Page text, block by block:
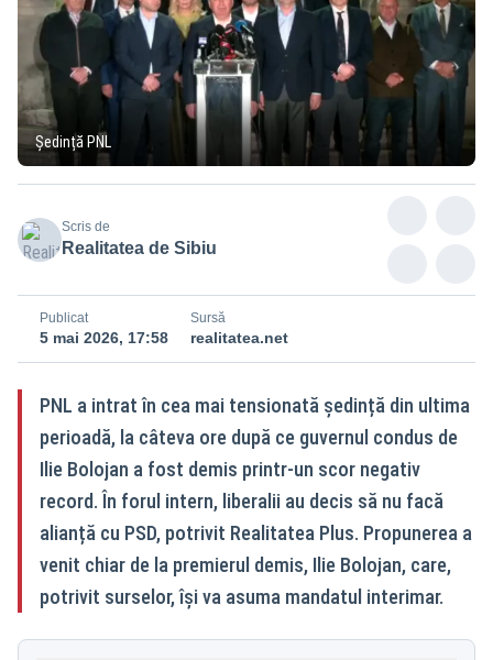
Ședință PNL
Scris de
Realitatea de Sibiu
Publicat
5 mai 2026, 17:58
Sursă
realitatea.net
PNL a intrat în cea mai tensionată ședință din ultima
perioadă, la câteva ore după ce guvernul condus de
Ilie Bolojan a fost demis printr-un scor negativ
record. În forul intern, liberalii au decis să nu facă
alianță cu PSD, potrivit Realitatea Plus. Propunerea a
venit chiar de la premierul demis, Ilie Bolojan, care,
potrivit surselor, își va asuma mandatul interimar.